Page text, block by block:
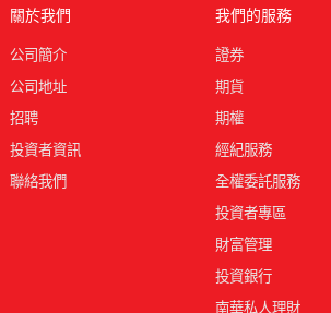
關於我們
公司簡介
公司地址
招聘
投資者資訊
聯絡我們
我們的服務
證券
期貨
期權
經紀服務
全權委託服務
投資者專區
財富管理
投資銀行
南華私人理財